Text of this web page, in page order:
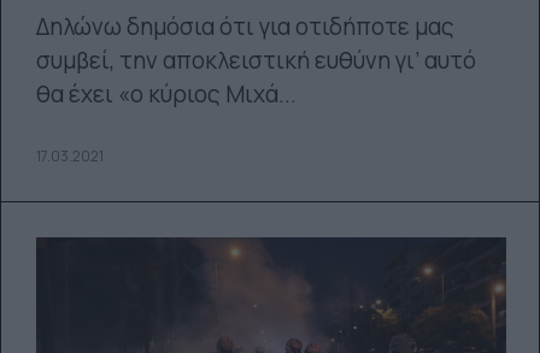
Δηλώνω δημόσια ότι για οτιδήποτε μας
συμβεί, την αποκλειστική ευθύνη γι’ αυτό
θα έχει «ο κύριος Μιχά...
17.03.2021